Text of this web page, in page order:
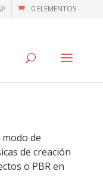
0 ELEMENTOS
EN
de
de creación
o PBR en